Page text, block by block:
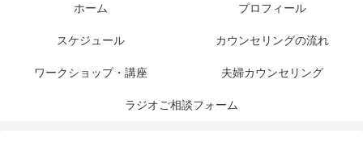
ホーム プロフィール
スケジュール カウンセリングの流れ
ワークショップ・講座 夫婦カウンセリング
ラジオご相談フォーム